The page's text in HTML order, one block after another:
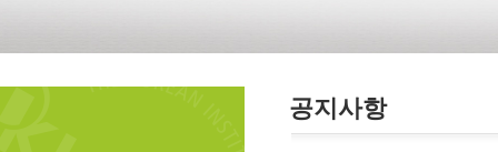
공지사항